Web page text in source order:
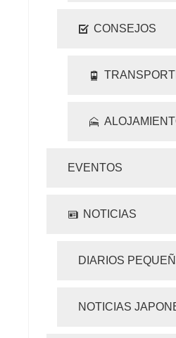
CONSEJOS
EVENTOS
NOTICIAS
DIARIOS
NOTICIAS